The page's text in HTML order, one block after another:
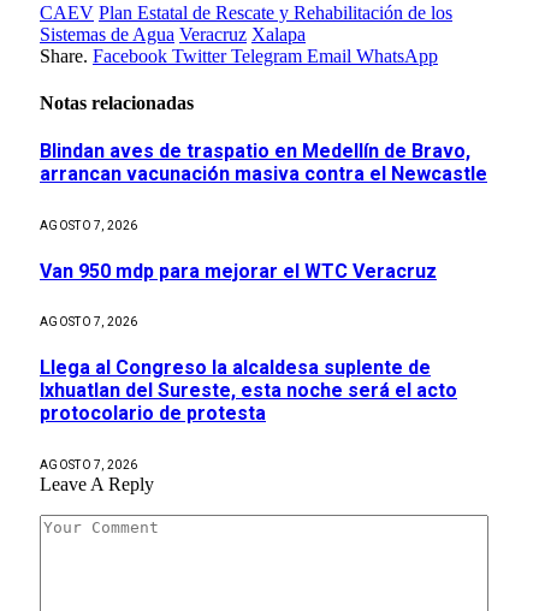
CAEV Plan Estatal de Rescate y Rehabilitación de los
Sistemas de Agua Veracruz Xalapa
Share. Facebook Twitter Telegram Email WhatsApp
Notas relacionadas
Blindan aves de traspatio en Medellín de Bravo,
arrancan vacunación masiva contra el Newcastle
AGOSTO 7, 2026
Van 950 mdp para mejorar el WTC Veracruz
AGOSTO 7, 2026
Llega al Congreso la alcaldesa suplente de
Ixhuatlan del Sureste, esta noche será el acto
protocolario de protesta
AGOSTO 7, 2026
Leave A Reply